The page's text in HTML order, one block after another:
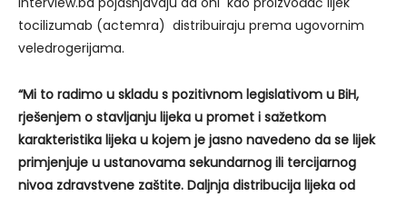
tocilizumab (actemra) distribuiraju prema ugovornim
veledrogerijama.
“Mi to radimo u skladu s pozitivnom legislativom u BiH,
rješenjem o stavljanju lijeka u promet i sažetkom
karakteristika lijeka u kojem je jasno navedeno da se lijek
primjenjuje u ustanovama sekundarnog ili tercijarnog
nivoa zdravstvene zaštite. Daljnja distribucija lijeka od